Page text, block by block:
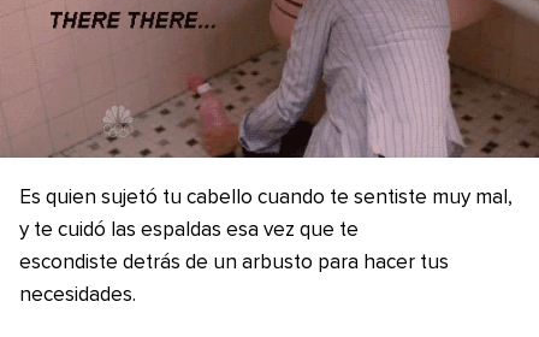
Es quien sujetó tu cabello cuando te sentiste muy mal,
y te cuidó las espaldas esa vez que te
escondiste detrás de un arbusto para hacer tus
necesidades.